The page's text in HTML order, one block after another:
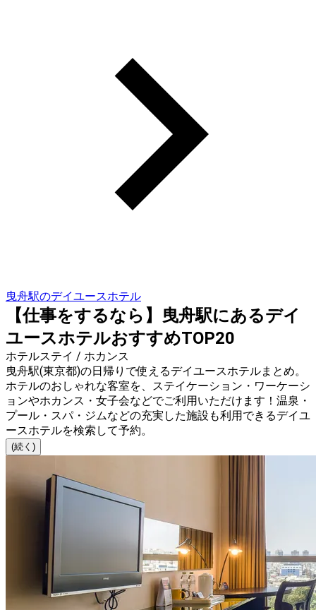
曳舟駅のデイユースホテル
【仕事をするなら】曳舟駅にあるデイ
ユースホテルおすすめTOP20
ホテルステイ / ホカンス
曳舟駅(東京都)の日帰りで使えるデイユースホテルまとめ。
ホテルのおしゃれな客室を、ステイケーション・ワーケーシ
ョンやホカンス・女子会などでご利用いただけます！温泉・
プール・スパ・ジムなどの充実した施設も利用できるデイユ
ースホテルを検索して予約。
(続く)